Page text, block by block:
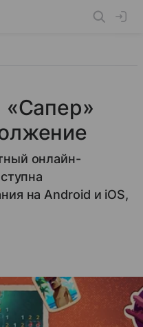
«Сапер»
онлайн-
на Android и iOS,